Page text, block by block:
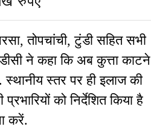
तोपचांची, टुंडी सहित सभी
ने कहा कि अब कुत्ता काटने
स्थानीय स्तर पर ही इलाज की
को निर्देशित किया है
करें.